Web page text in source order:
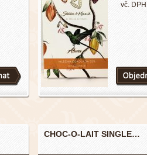
vč. DPH
CHOC-O-LAIT SINGLE…